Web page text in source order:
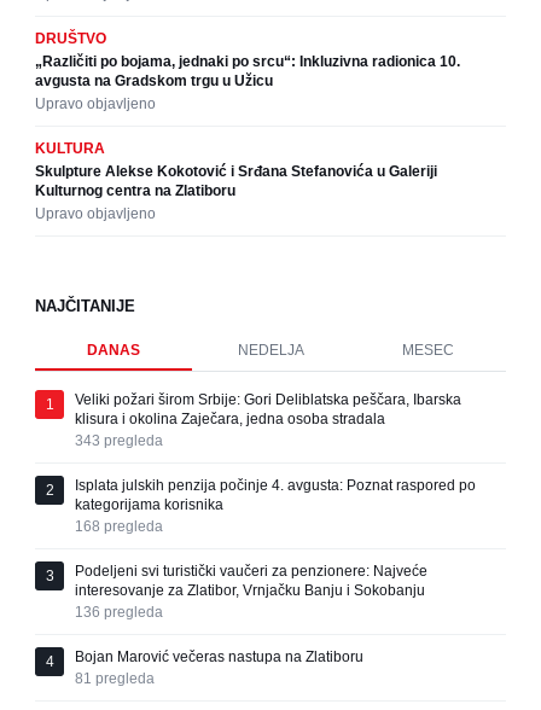
DRUŠTVO
„Različiti po bojama, jednaki po srcu“: Inkluzivna radionica 10.
avgusta na Gradskom trgu u Užicu
Upravo objavljeno
KULTURA
Skulpture Alekse Kokotović i Srđana Stefanovića u Galeriji
Kulturnog centra na Zlatiboru
Upravo objavljeno
NAJČITANIJE
DANAS NEDELJA MESEC
1
Veliki požari širom Srbije: Gori Deliblatska peščara, Ibarska
klisura i okolina Zaječara, jedna osoba stradala
343 pregleda
2
Isplata julskih penzija počinje 4. avgusta: Poznat raspored po
kategorijama korisnika
168 pregleda
3
Podeljeni svi turistički vaučeri za penzionere: Najveće
interesovanje za Zlatibor, Vrnjačku Banju i Sokobanju
136 pregleda
4
Bojan Marović večeras nastupa na Zlatiboru
81 pregleda